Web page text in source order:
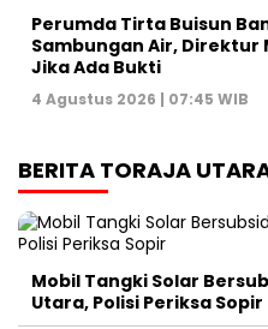
Perumda Tirta Buisun
Sambungan Air, Direktur
Jika Ada Bukti
4 Agustus 2026 | 07:45 WIB
BERITA TORAJA
Mobil Tangki Solar
Utara, Polisi Periksa Sopir